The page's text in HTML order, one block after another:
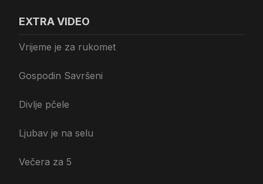
EXTRA VIDEO
Vrijeme je za rukomet
Gospodin Savršeni
Divlje pčele
Ljubav je na selu
Večera za 5